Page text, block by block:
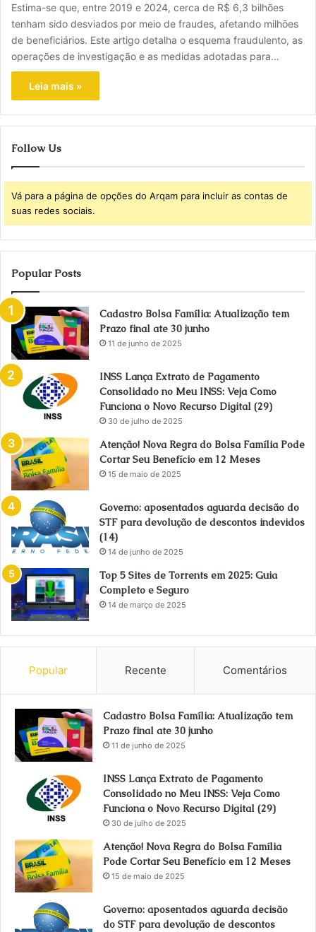
Estima-se que, entre 2019 e 2024, cerca de R$ 6,3 bilhões
tenham sido desviados por meio de fraudes, afetando milhões
de beneficiários. Este artigo detalha o esquema fraudulento, as
operações de investigação e as medidas adotadas para…
Leia mais »
Follow Us
Vá para a página de opções do Arqam para incluir as contas de
suas redes sociais.
Popular Posts
Cadastro Bolsa Família: Atualização tem
Prazo final ate 30 junho
11 de junho de 2025
INSS Lança Extrato de Pagamento
Consolidado no Meu INSS: Veja Como
Funciona o Novo Recurso Digital (29)
30 de julho de 2025
Atenção! Nova Regra do Bolsa Família Pode
Cortar Seu Benefício em 12 Meses
15 de maio de 2025
Governo: aposentados aguarda decisão do
STF para devolução de descontos indevidos
(14)
14 de junho de 2025
Top 5 Sites de Torrents em 2025: Guia
Completo e Seguro
14 de março de 2025
Popular Recente Comentários
Cadastro Bolsa Família: Atualização tem
Prazo final ate 30 junho
11 de junho de 2025
INSS Lança Extrato de Pagamento
Consolidado no Meu INSS: Veja Como
Funciona o Novo Recurso Digital (29)
30 de julho de 2025
Atenção! Nova Regra do Bolsa Família
Pode Cortar Seu Benefício em 12 Meses
15 de maio de 2025
Governo: aposentados aguarda decisão
do STF para devolução de descontos